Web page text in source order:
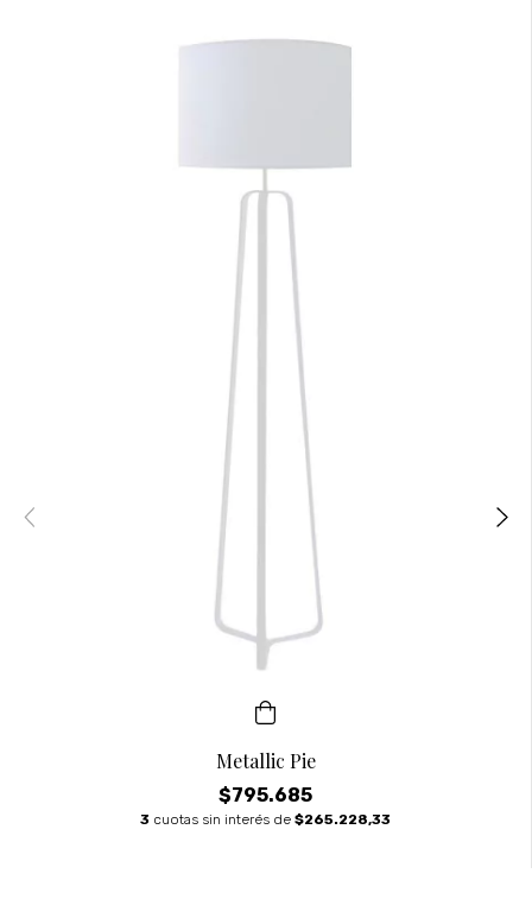
Metallic Pie
$795.685
3 cuotas sin interés de $265.228,33